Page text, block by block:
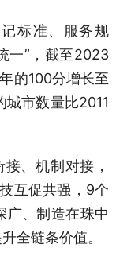
标准、服务规
一”，截至2023
的100分增长至
市数量比2011
、机制对接，
互促共强，9个
广、制造在珠中
全链条价值。